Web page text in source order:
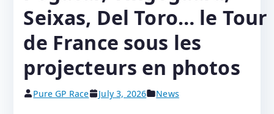
Seixas, Del Toro… le Tour
de France sous les
projecteurs en photos
Pure GP Race July 3, 2026 News